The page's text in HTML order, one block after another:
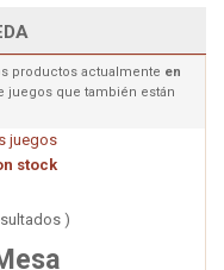
productos actualmente en
juegos que también están
juegos
stock
)